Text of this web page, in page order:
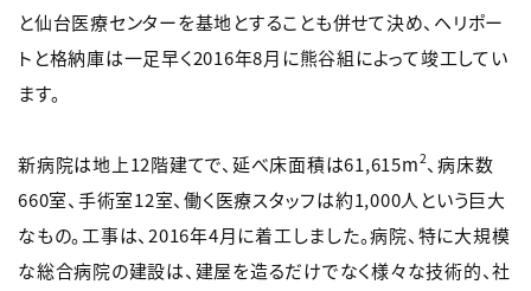
と仙台医療センターを基地とすることも併せて決め、ヘリポー
トと格納庫は一足早く2016年8月に熊谷組によって竣工してい
ます。
新病院は地上12階建てで、延べ床面積は61,615m2、病床数
660室、手術室12室、働く医療スタッフは約1,000人という巨大
なもの。工事は、2016年4月に着工しました。病院、特に大規模
な総合病院の建設は、建屋を造るだけでなく様々な技術的、社